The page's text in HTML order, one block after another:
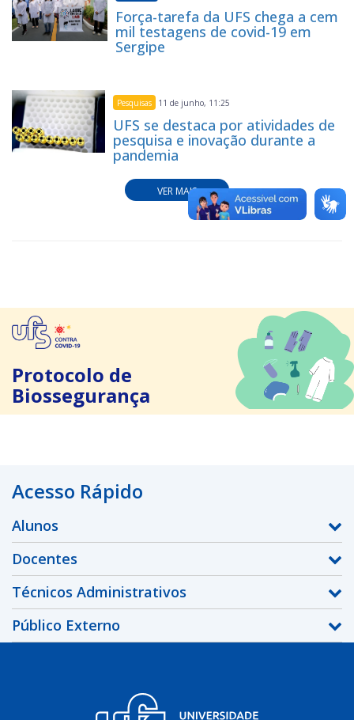
Força-tarefa da UFS chega a cem
mil testagens de covid-19 em
Sergipe
Pesquisas 11 de junho, 11:25
UFS se destaca por atividades de
pesquisa e inovação durante a
pandemia
VER MAIS
Protocolo de
Biossegurança
Acesso Rápido
Alunos
Docentes
Técnicos Administrativos
Público Externo